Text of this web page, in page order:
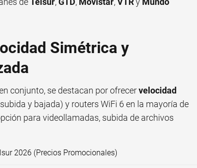
Simétrica y
conjunto, se destacan por ofrecervelocidad
y bajada) y routers WiFi 6 en la mayoría de
para videollamadas, subida de archivos
2026 (Precios Promocionales)